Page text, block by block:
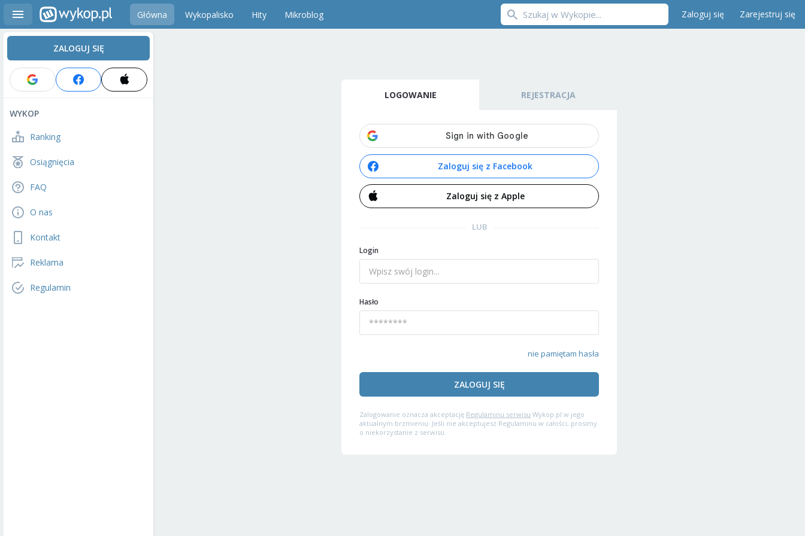
Główna Wykopalisko Hity Mikroblog Zaloguj się Zarejestruj się
ZALOGUJ SIĘ
WYKOP
Ranking
Osiągnięcia
FAQ
O nas
Kontakt
Reklama
Regulamin
LOGOWANIE REJESTRACJA
Zaloguj się z Facebook
Zaloguj się z Apple
LUB
Login
Hasło
nie pamiętam hasła
ZALOGUJ SIĘ
Zalogowanie oznacza akceptację Regulaminu serwisu Wykop.pl w jego
aktualnym brzmieniu. Jeśli nie akceptujesz Regulaminu w całości, prosimy
o niekorzystanie z serwisu.